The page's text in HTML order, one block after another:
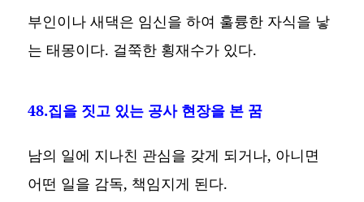
부인이나 새댁은 임신을 하여 훌륭한 자식을 낳
는 태몽이다. 걸쭉한 횡재수가 있다.
48.집을 짓고 있는 공사 현장을 본 꿈
남의 일에 지나친 관심을 갖게 되거나, 아니면
어떤 일을 감독, 책임지게 된다.